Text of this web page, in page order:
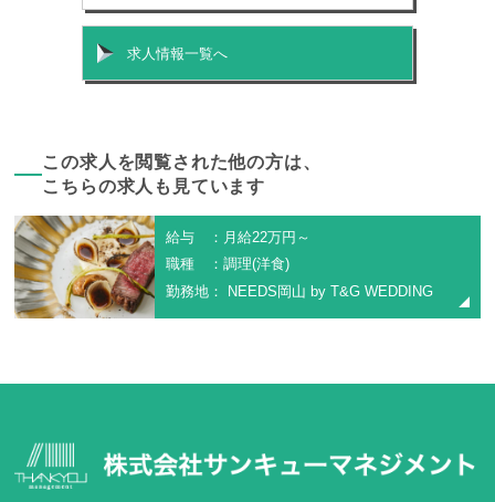
求人情報一覧へ
この求人を閲覧された他の方は、
こちらの求人も見ています
給与 ：月給22万円～
職種 ：調理(洋食)
勤務地： NEEDS岡山 by T&G WEDDING